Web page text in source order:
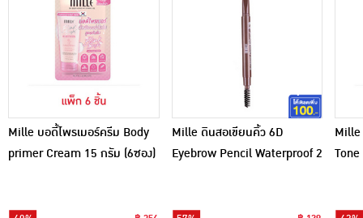
Mille บอดี้ไพรเมอร์ครีม Body
primer Cream 15 กรัม (6ซอง)
Mille ดินสอเขียนคิ้ว 6D
Eyebrow Pencil Waterproof 2